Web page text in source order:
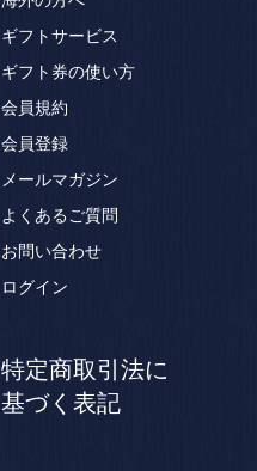
ギフトサービス
ギフト券の使い方
会員規約
会員登録
メールマガジン
よくあるご質問
お問い合わせ
ログイン
特定商取引法に
基づく表記